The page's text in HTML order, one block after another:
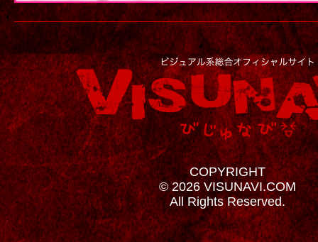
COPYRIGHT
© 2026 VISUNAVI.COM
All Rights Reserved.